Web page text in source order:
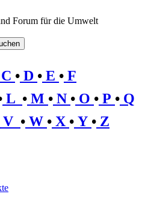
Forum für die Umwelt
C • D • E • F
L • M • N • O • P • Q
V • W • X • Y • Z